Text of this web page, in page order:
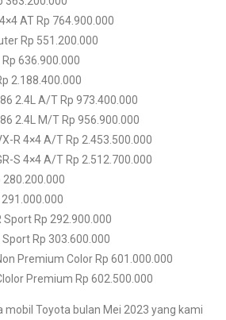
AT Rp 764.900.000
Rp 551.200.000
636.900.000
2.188.400.000
2.4L A/T Rp 973.400.000
2.4L M/T Rp 956.900.000
R 4×4 A/T Rp 2.453.500.000
S 4×4 A/T Rp 2.512.700.000
280.200.000
291.000.000
Sport Rp 292.900.000
Sport Rp 303.600.000
Premium Color Rp 601.000.000
Premium Rp 602.500.000
Toyota bulan Mei 2023 yang kami